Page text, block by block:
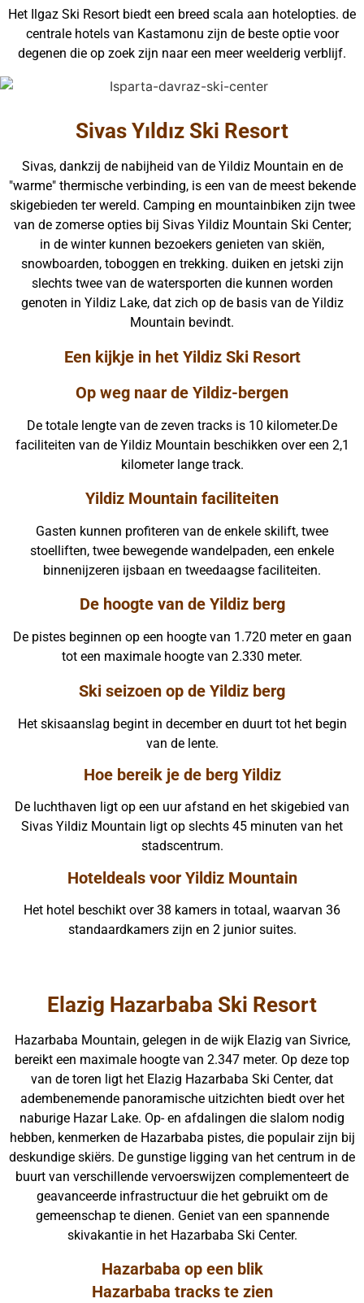
Het Ilgaz Ski Resort biedt een breed scala aan hotelopties. de
centrale hotels van Kastamonu zijn de beste optie voor
degenen die op zoek zijn naar een meer weelderig verblijf.
Sivas Yıldız Ski Resort
Sivas, dankzij de nabijheid van de Yildiz Mountain en de
"warme" thermische verbinding, is een van de meest bekende
skigebieden ter wereld. Camping en mountainbiken zijn twee
van de zomerse opties bij Sivas Yildiz Mountain Ski Center;
in de winter kunnen bezoekers genieten van skiën,
snowboarden, toboggen en trekking. duiken en jetski zijn
slechts twee van de watersporten die kunnen worden
genoten in Yildiz Lake, dat zich op de basis van de Yildiz
Mountain bevindt.
Een kijkje in het Yildiz Ski Resort
Op weg naar de Yildiz-bergen
De totale lengte van de zeven tracks is 10 kilometer.De
faciliteiten van de Yildiz Mountain beschikken over een 2,1
kilometer lange track.
Yildiz Mountain faciliteiten
Gasten kunnen profiteren van de enkele skilift, twee
stoelliften, twee bewegende wandelpaden, een enkele
binnenijzeren ijsbaan en tweedaagse faciliteiten.
De hoogte van de Yildiz berg
De pistes beginnen op een hoogte van 1.720 meter en gaan
tot een maximale hoogte van 2.330 meter.
Ski seizoen op de Yildiz berg
Het skisaanslag begint in december en duurt tot het begin
van de lente.
Hoe bereik je de berg Yildiz
De luchthaven ligt op een uur afstand en het skigebied van
Sivas Yildiz Mountain ligt op slechts 45 minuten van het
stadscentrum.
Hoteldeals voor Yildiz Mountain
Het hotel beschikt over 38 kamers in totaal, waarvan 36
standaardkamers zijn en 2 junior suites.
Elazig Hazarbaba Ski Resort
Hazarbaba Mountain, gelegen in de wijk Elazig van Sivrice,
bereikt een maximale hoogte van 2.347 meter. Op deze top
van de toren ligt het Elazig Hazarbaba Ski Center, dat
adembenemende panoramische uitzichten biedt over het
naburige Hazar Lake. Op- en afdalingen die slalom nodig
hebben, kenmerken de Hazarbaba pistes, die populair zijn bij
deskundige skiërs. De gunstige ligging van het centrum in de
buurt van verschillende vervoerswijzen complementeert de
geavanceerde infrastructuur die het gebruikt om de
gemeenschap te dienen. Geniet van een spannende
skivakantie in het Hazarbaba Ski Center.
Hazarbaba op een blik
Hazarbaba tracks te zien